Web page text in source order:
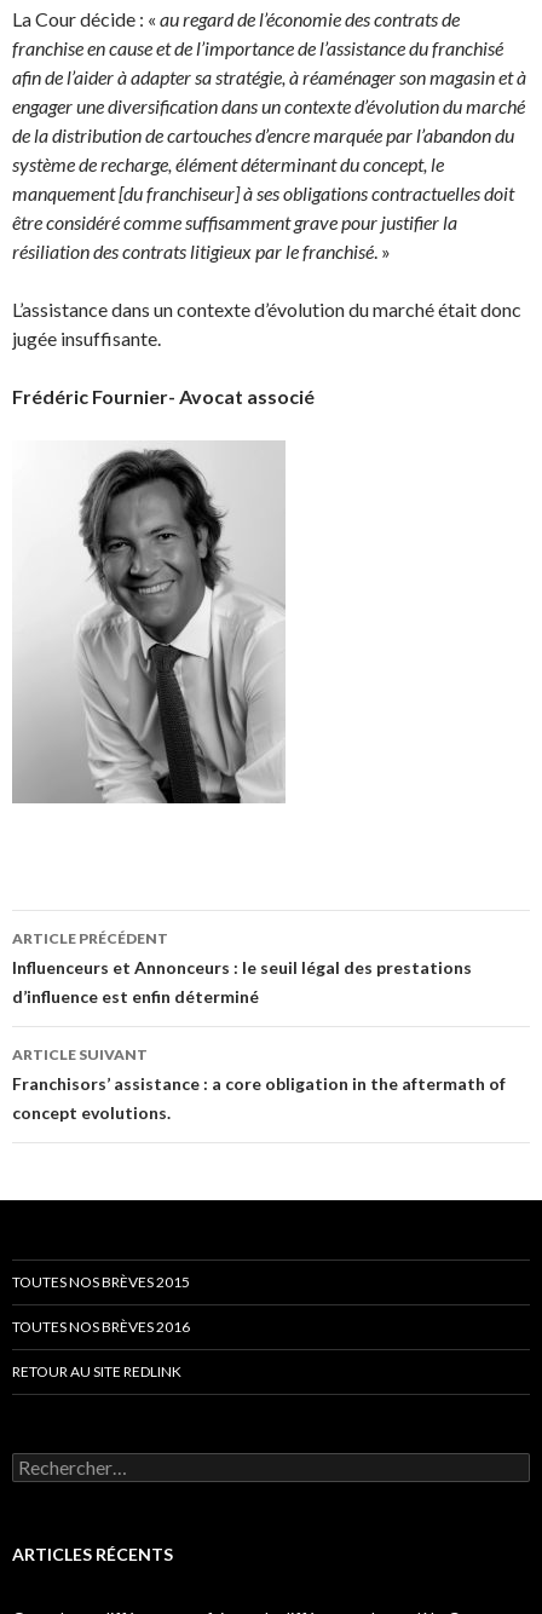
La Cour décide : « au regard de l’économie des contrats de
franchise en cause et de l’importance de l’assistance du franchisé
afin de l’aider à adapter sa stratégie, à réaménager son magasin et à
engager une diversification dans un contexte d’évolution du marché
de la distribution de cartouches d’encre marquée par l’abandon du
système de recharge, élément déterminant du concept, le
manquement [du franchiseur] à ses obligations contractuelles doit
être considéré comme suffisamment grave pour justifier la
résiliation des contrats litigieux par le franchisé. »
L’assistance dans un contexte d’évolution du marché était donc
jugée insuffisante.
Frédéric Fournier- Avocat associé
Navigation
des
articles
ARTICLE PRÉCÉDENT
Influenceurs et Annonceurs : le seuil légal des prestations
d’influence est enfin déterminé
ARTICLE SUIVANT
Franchisors’ assistance : a core obligation in the aftermath of
concept evolutions.
TOUTES NOS BRÈVES 2015
TOUTES NOS BRÈVES 2016
RETOUR AU SITE REDLINK
Rechercher :
ARTICLES RÉCENTS